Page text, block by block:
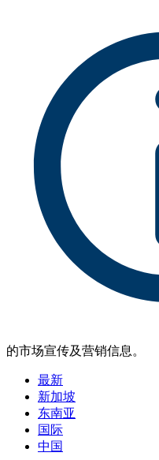
的市场宣传及营销信息。
最新
新加坡
东南亚
国际
中国